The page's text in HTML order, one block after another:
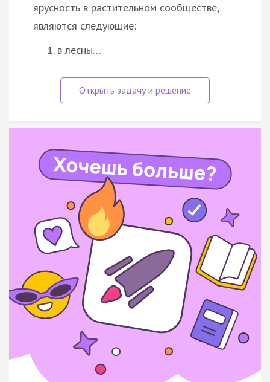
ярусность в растительном сообществе,
являются следующие:
в лесны…